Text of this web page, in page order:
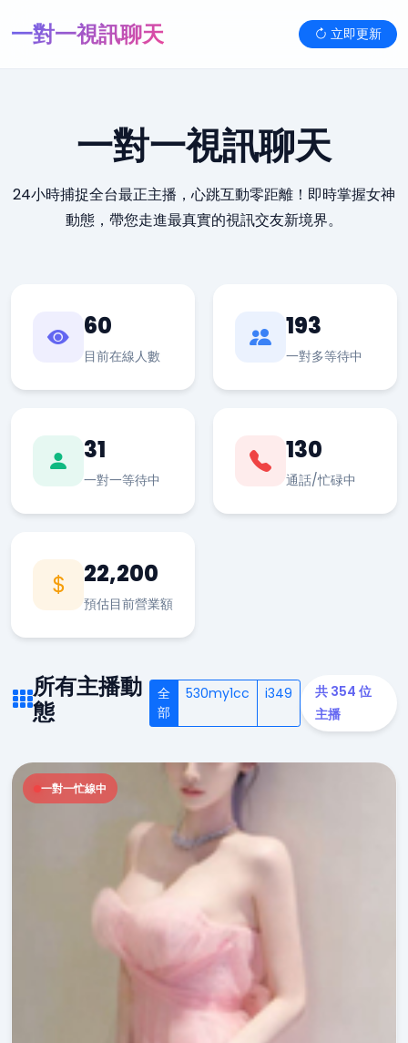
一對一視訊聊天 立即更新
一對一視訊聊天
24小時捕捉全台最正主播，心跳互動零距離！即時掌握女神
動態，帶您走進最真實的視訊交友新境界。
60
目前在線人數
193
一對多等待中
31
一對一等待中
130
通話/忙碌中
22,200
預估目前營業額
所有主播動
態
全
部
530my1cc i349
共 354 位
主播
一對一忙線中